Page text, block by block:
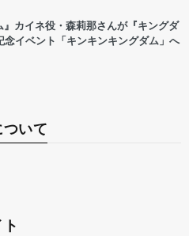
カイネ役・森莉那さんが『キングダ
念イベント「キンキンキングダム」へ
いて